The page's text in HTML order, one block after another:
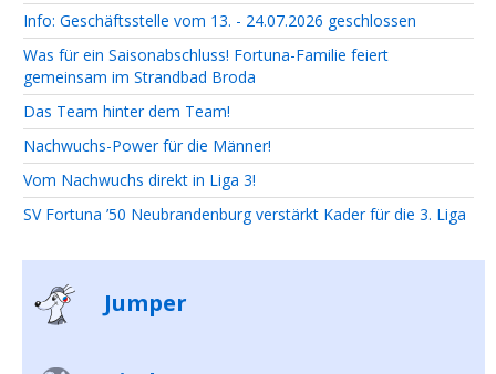
Info: Geschäftsstelle vom 13. - 24.07.2026 geschlossen
Was für ein Saisonabschluss! Fortuna-Familie feiert
gemeinsam im Strandbad Broda
Das Team hinter dem Team!
Nachwuchs-Power für die Männer!
Vom Nachwuchs direkt in Liga 3!
SV Fortuna ’50 Neubrandenburg verstärkt Kader für die 3. Liga
Jumper